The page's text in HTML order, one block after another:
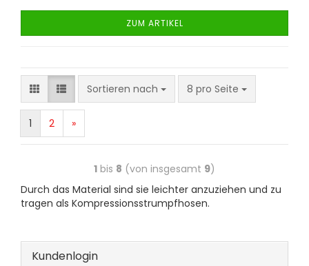
ZUM ARTIKEL
Sortieren nach 8 pro Seite
1 2 »
1 bis 8 (von insgesamt 9)
Durch das Material sind sie leichter anzuziehen und zu
tragen als Kompressionsstrumpfhosen.
Kundenlogin